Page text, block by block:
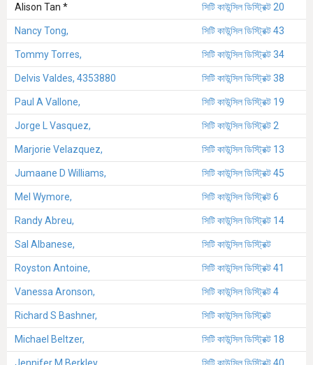
Alison Tan * সিটি কাউন্সিল ডিস্ট্রিক্ট 20
Nancy Tong, সিটি কাউন্সিল ডিস্ট্রিক্ট 43
Tommy Torres, সিটি কাউন্সিল ডিস্ট্রিক্ট 34
Delvis Valdes, 4353880 সিটি কাউন্সিল ডিস্ট্রিক্ট 38
Paul A Vallone, সিটি কাউন্সিল ডিস্ট্রিক্ট 19
Jorge L Vasquez, সিটি কাউন্সিল ডিস্ট্রিক্ট 2
Marjorie Velazquez, সিটি কাউন্সিল ডিস্ট্রিক্ট 13
Jumaane D Williams, সিটি কাউন্সিল ডিস্ট্রিক্ট 45
Mel Wymore, সিটি কাউন্সিল ডিস্ট্রিক্ট 6
Randy Abreu, সিটি কাউন্সিল ডিস্ট্রিক্ট 14
Sal Albanese, সিটি কাউন্সিল ডিস্ট্রিক্ট
Royston Antoine, সিটি কাউন্সিল ডিস্ট্রিক্ট 41
Vanessa Aronson, সিটি কাউন্সিল ডিস্ট্রিক্ট 4
Richard S Bashner, সিটি কাউন্সিল ডিস্ট্রিক্ট
Michael Beltzer, সিটি কাউন্সিল ডিস্ট্রিক্ট 18